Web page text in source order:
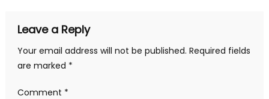
Leave a Reply
Your email address will not be published. Required fields
are marked *
Comment *